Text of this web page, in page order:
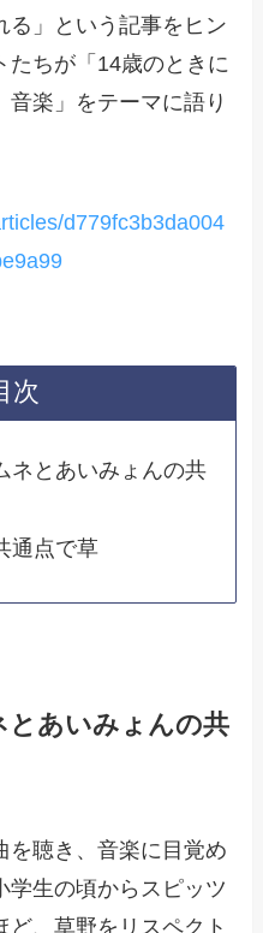
る」という記事をヒン
たちが「14歳のときに
楽」をテーマに語り
d779fc3b3da004
次
ネとあいみょんの共
通点で草
とあいみょんの共
を聴き、音楽に目覚め
学生の頃からスピッツ
ど、草野をリスペクト